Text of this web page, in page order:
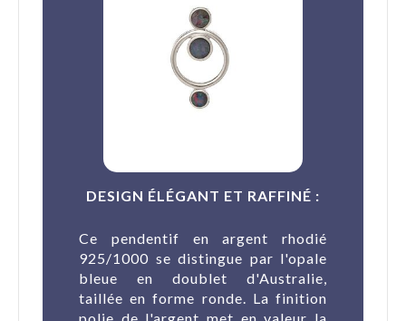
DESIGN ÉLÉGANT ET RAFFINÉ :
Ce pendentif en argent rhodié
925/1000 se distingue par l'opale
bleue en doublet d'Australie,
taillée en forme ronde. La finition